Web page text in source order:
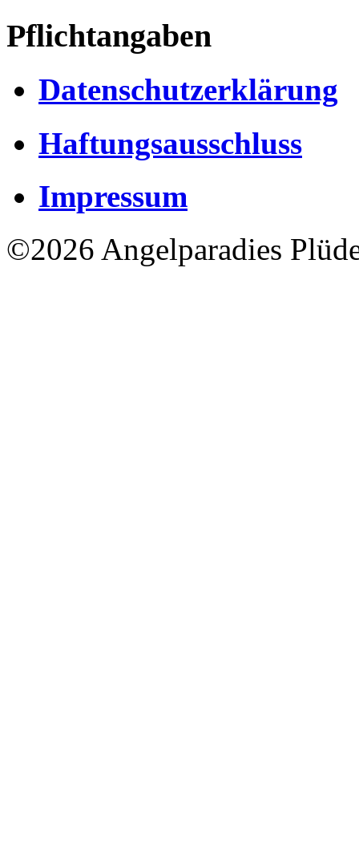
Pflichtangaben
Datenschutzerklärung
Haftungsausschluss
Impressum
©2026 Angelparadies